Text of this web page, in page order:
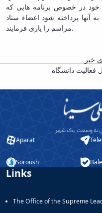
خود در خصوص برنامه هایی که
آنها پرداخته شود اعضاء ستاد
مراسم را یاری فرمایند.
خیر
دانشگاه
Aparat
Soroush Bale
Links
The Office of the Supreme